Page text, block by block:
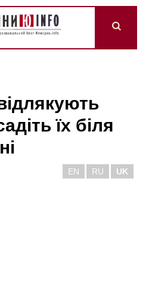
їх біля
EN RU UK